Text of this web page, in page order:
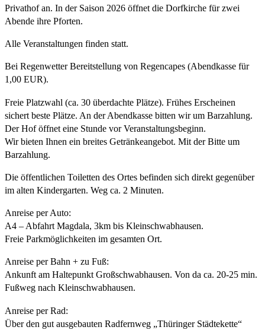
Privathof an. In der Saison 2026 öffnet die Dorfkirche für zwei
Abende ihre Pforten.
Alle Veranstaltungen finden statt.
Bei Regenwetter Bereitstellung von Regencapes (Abendkasse für
1,00 EUR).
Freie Platzwahl (ca. 30 überdachte Plätze). Frühes Erscheinen
sichert beste Plätze. An der Abendkasse bitten wir um Barzahlung.
Der Hof öffnet eine Stunde vor Veranstaltungsbeginn.
Wir bieten Ihnen ein breites Getränkeangebot. Mit der Bitte um
Barzahlung.
Die öffentlichen Toiletten des Ortes befinden sich direkt gegenüber
im alten Kindergarten. Weg ca. 2 Minuten.
Anreise per Auto:
A4 – Abfahrt Magdala, 3km bis Kleinschwabhausen.
Freie Parkmöglichkeiten im gesamten Ort.
Anreise per Bahn + zu Fuß:
Ankunft am Haltepunkt Großschwabhausen. Von da ca. 20-25 min.
Fußweg nach Kleinschwabhausen.
Anreise per Rad:
Über den gut ausgebauten Radfernweg „Thüringer Städtekette“